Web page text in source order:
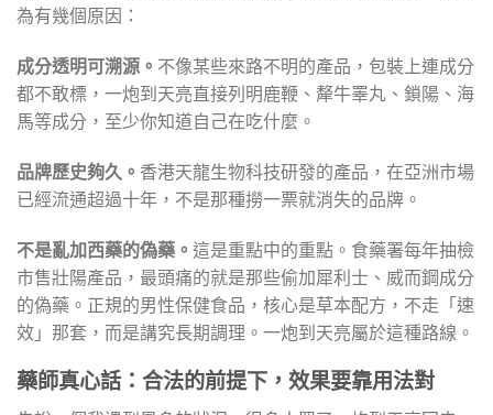
為有幾個原因：
成分透明可溯源。 不像某些來路不明的產品，包裝上連成分
都不敢標，一炮到天亮直接列明鹿鞭、犛牛睪丸、鎖陽、海
馬等成分，至少你知道自己在吃什麼。
品牌歷史夠久。 香港天龍生物科技研發的產品，在亞洲市場
已經流通超過十年，不是那種撈一票就消失的品牌。
不是亂加西藥的偽藥。 這是重點中的重點。食藥署每年抽檢
市售壯陽產品，最頭痛的就是那些偷加犀利士、威而鋼成分
的偽藥。正規的男性保健食品，核心是草本配方，不走「速
效」那套，而是講究長期調理。一炮到天亮屬於這種路線。
藥師真心話：合法的前提下，效果要靠用法對